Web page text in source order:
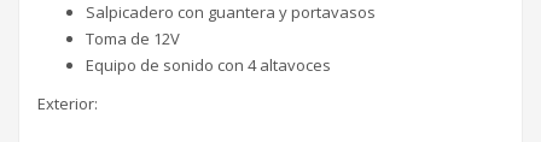
Salpicadero con guantera y portavasos
Toma de 12V
Equipo de sonido con 4 altavoces
Exterior: